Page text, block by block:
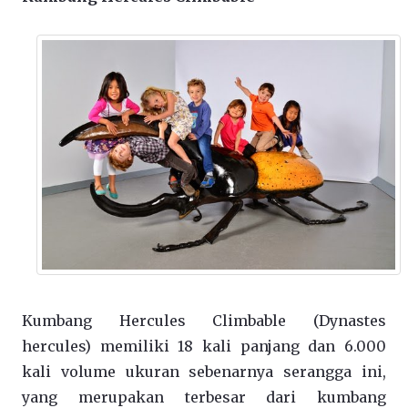
Kumbang Hercules Climbable (Dynastes
hercules) memiliki 18 kali panjang dan 6.000
kali volume ukuran sebenarnya serangga ini,
yang merupakan terbesar dari kumbang